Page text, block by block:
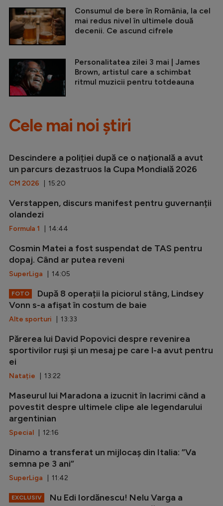
Consumul de bere în România, la cel
mai redus nivel în ultimele două
decenii. Ce ascund cifrele
Personalitatea zilei 3 mai | James
Brown, artistul care a schimbat
ritmul muzicii pentru totdeauna
Cele mai noi știri
Descindere a poliției după ce o națională a avut
un parcurs dezastruos la Cupa Mondială 2026
CM 2026 | 15:20
Verstappen, discurs manifest pentru guvernanții
olandezi
Formula 1 | 14:44
Cosmin Matei a fost suspendat de TAS pentru
dopaj. Când ar putea reveni
SuperLiga | 14:05
FOTO
După 8 operații la piciorul stâng, Lindsey
Vonn s-a afișat în costum de baie
Alte sporturi | 13:33
Părerea lui David Popovici despre revenirea
sportivilor ruși și un mesaj pe care l-a avut pentru
ei
Natație | 13:22
Maseurul lui Maradona a izucnit în lacrimi când a
povestit despre ultimele clipe ale legendarului
argentinian
Special | 12:16
Dinamo a transferat un mijlocaș din Italia: ”Va
semna pe 3 ani”
SuperLiga | 11:42
EXCLUSIV
Nu Edi Iordănescu! Nelu Varga a